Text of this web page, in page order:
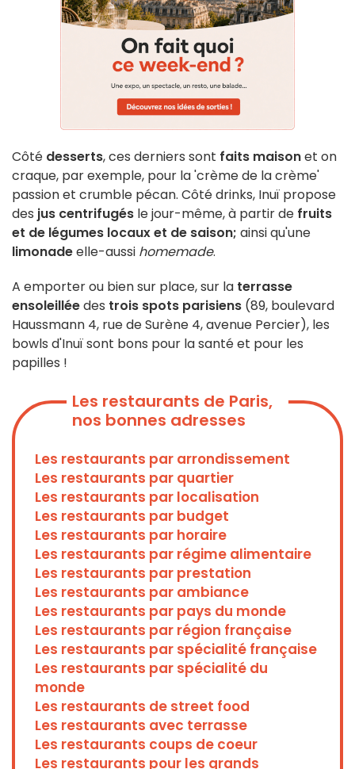
Côté desserts, ces derniers sont faits maisonet on
craque, par exemple, pour la 'crème de la crème'
passion et crumble pécan. Côté drinks, Inuï propose
des jus centrifugés le jour-même, à partir de fruits
et de légumes locaux et de saison; ainsi qu'une
limonadeelle-aussi homemade.
A emporter ou bien sur place, sur la terrasse
ensoleilléedes trois spots parisiens (89, boulevard
Haussmann 4, rue de Surène 4, avenue Percier), les
bowls d'Inuï sont bons pour la santé et pour les
papilles !
Les restaurants de Paris,
nos bonnes adresses
Les restaurants par arrondissement
Les restaurants par quartier
Les restaurants par localisation
Les restaurants par budget
Les restaurants par horaire
Les restaurants par régime alimentaire
Les restaurants par prestation
Les restaurants par ambiance
Les restaurants par pays du monde
Les restaurants par région française
Les restaurants par spécialité française
Les restaurants par spécialité du
monde
Les restaurants de street food
Les restaurants avec terrasse
Les restaurants coups de coeur
Les restaurants pour les grands